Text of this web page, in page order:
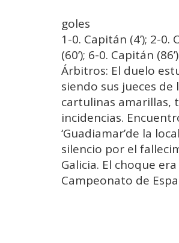
goles
1-0. Capitán (4’); 2-0.
(60’); 6-0. Capitán
Árbitros: El duelo
siendo sus jueces
cartulinas amarillas,
incidencias.
‘Guadiamar’de la
silencio por el
Galicia. El choque
Campeonato de